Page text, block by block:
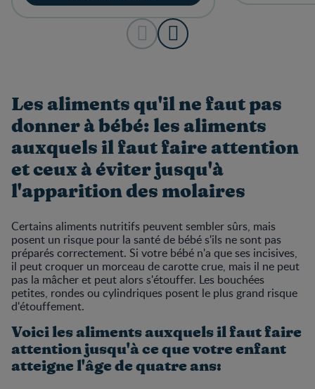
Les aliments qu'il ne faut pas
donner à bébé: les aliments
auxquels il faut faire attention
et ceux à éviter jusqu'à
l'apparition des molaires
Certains aliments nutritifs peuvent sembler sûrs, mais
posent un risque pour la santé de bébé s'ils ne sont pas
préparés correctement. Si votre bébé n'a que ses incisives,
il peut croquer un morceau de carotte crue, mais il ne peut
pas la mâcher et peut alors s'étouffer. Les bouchées
petites, rondes ou cylindriques posent le plus grand risque
d'étouffement.
Voici les aliments auxquels il faut faire
attention jusqu'à ce que votre enfant
atteigne l'âge de quatre ans: